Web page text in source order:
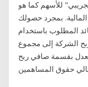
التجريبي" للأسهم كما هو
المالية. بمجرد حصولك
المطلوب باستخدام
الشركة إلى مجموع
بقسمة صافي ربح